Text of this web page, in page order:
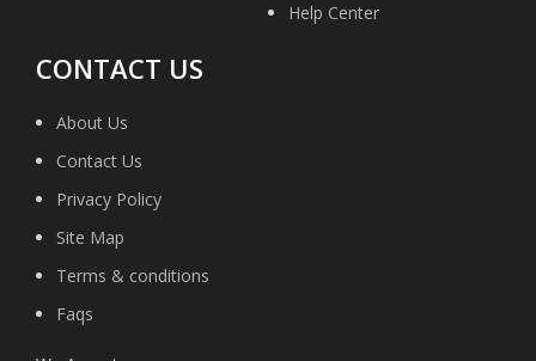
Help Center
CONTACT US
About Us
Contact Us
Privacy Policy
Site Map
Terms & conditions
Faqs